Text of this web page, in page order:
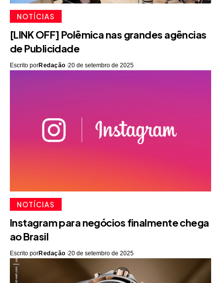
NOTÍCIAS
[LINK OFF] Polêmica nas grandes agências
de Publicidade
Escrito porRedação 20 de setembro de 2025
NOTÍCIAS
Instagram para negócios finalmente chega
ao Brasil
Escrito porRedação 20 de setembro de 2025